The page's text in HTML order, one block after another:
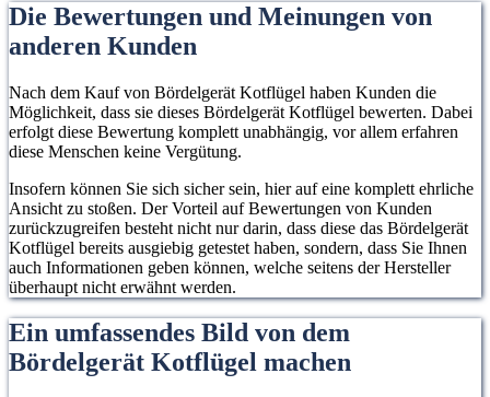
Die Bewertungen und Meinungen von
anderen Kunden
Nach dem Kauf von Bördelgerät Kotflügel haben Kunden die
Möglichkeit, dass sie dieses Bördelgerät Kotflügel bewerten. Dabei
erfolgt diese Bewertung komplett unabhängig, vor allem erfahren
diese Menschen keine Vergütung.
Insofern können Sie sich sicher sein, hier auf eine komplett ehrliche
Ansicht zu stoßen. Der Vorteil auf Bewertungen von Kunden
zurückzugreifen besteht nicht nur darin, dass diese das Bördelgerät
Kotflügel bereits ausgiebig getestet haben, sondern, dass Sie Ihnen
auch Informationen geben können, welche seitens der Hersteller
überhaupt nicht erwähnt werden.
Ein umfassendes Bild von dem
Bördelgerät Kotflügel machen